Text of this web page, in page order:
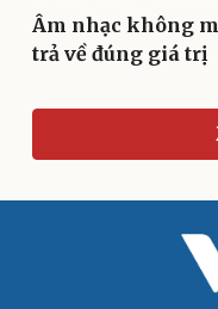
Âm nhạc không
trả về đúng giá trị